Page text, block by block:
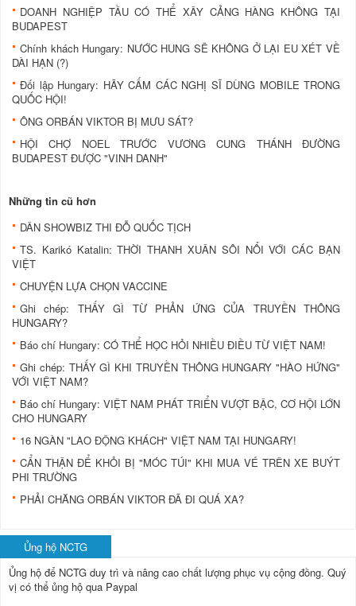
DOANH NGHIỆP TẦU CÓ THỂ XÂY CẢNG HÀNG KHÔNG TẠI
BUDAPEST
Chính khách Hungary: NƯỚC HUNG SẼ KHÔNG Ở LẠI EU XÉT VỀ
DÀI HẠN (?)
Đối lập Hungary: HÃY CẤM CÁC NGHỊ SĨ DÙNG MOBILE TRONG
QUỐC HỘI!
ÔNG ORBÁN VIKTOR BỊ MƯU SÁT?
HỘI CHỢ NOEL TRƯỚC VƯƠNG CUNG THÁNH ĐƯỜNG
BUDAPEST ĐƯỢC "VINH DANH"
Những tin cũ hơn
DÂN SHOWBIZ THI ĐỖ QUỐC TỊCH
TS. Karikó Katalin: THỜI THANH XUÂN SÔI NỔI VỚI CÁC BẠN
VIỆT
CHUYỆN LỰA CHỌN VACCINE
Ghi chép: THẤY GÌ TỪ PHẢN ỨNG CỦA TRUYỀN THÔNG
HUNGARY?
Báo chí Hungary: CÓ THỂ HỌC HỎI NHIỀU ĐIỀU TỪ VIỆT NAM!
Ghi chép: THẤY GÌ KHI TRUYỀN THÔNG HUNGARY "HÀO HỨNG"
VỚI VIỆT NAM?
Báo chí Hungary: VIỆT NAM PHÁT TRIỂN VƯỢT BẬC, CƠ HỘI LỚN
CHO HUNGARY
16 NGÀN "LAO ĐỘNG KHÁCH" VIỆT NAM TẠI HUNGARY!
CẨN THẬN ĐỂ KHỎI BỊ "MÓC TÚI" KHI MUA VÉ TRÊN XE BUÝT
PHI TRƯỜNG
PHẢI CHĂNG ORBÁN VIKTOR ĐÃ ĐI QUÁ XA?
Ủng hộ NCTG
Ủng hộ để NCTG duy trì và nâng cao chất lượng phục vụ cộng đồng. Quý
vị có thể ủng hộ qua Paypal